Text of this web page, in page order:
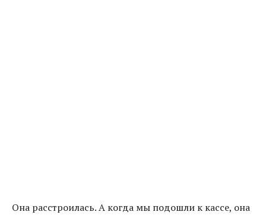
Она расстроилась. А когда мы подошли к кассе, она